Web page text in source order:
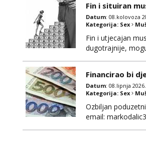
Fin i situiran
Datum: 08.kolovoza
Kategorija: Sex
Fin i utjecajan
dugotrajnije,
Financirao bi
Datum: 08.lipnja 2026.
Kategorija: Sex
Ozbiljan
email: